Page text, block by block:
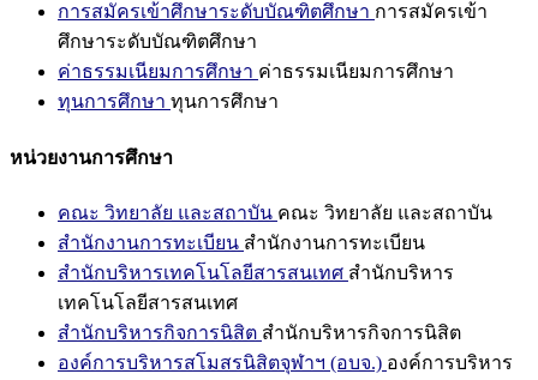
การสมัครเข้าศึกษาระดับบัณฑิตศึกษา การสมัครเข้า
ศึกษาระดับบัณฑิตศึกษา
ค่าธรรมเนียมการศึกษา ค่าธรรมเนียมการศึกษา
ทุนการศึกษา ทุนการศึกษา
หน่วยงานการศึกษา
คณะ วิทยาลัย และสถาบัน คณะ วิทยาลัย และสถาบัน
สำนักงานการทะเบียน สำนักงานการทะเบียน
สำนักบริหารเทคโนโลยีสารสนเทศ สำนักบริหาร
เทคโนโลยีสารสนเทศ
สำนักบริหารกิจการนิสิต สำนักบริหารกิจการนิสิต
องค์การบริหารสโมสรนิสิตจุฬาฯ (อบจ.) องค์การบริหาร